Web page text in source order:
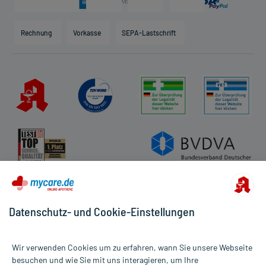
Direktabrechnung PKV
Impressum
Datenschutz
Cookie-Einstellungen
Rückgabe/Widerruf
Rechnung Vorkasse SEPA-Lastschrift
Datenschutz- und Cookie-Einstellungen
Wir verwenden Cookies um zu erfahren, wann Sie unsere Webseite
besuchen und wie Sie mit uns interagieren, um Ihre